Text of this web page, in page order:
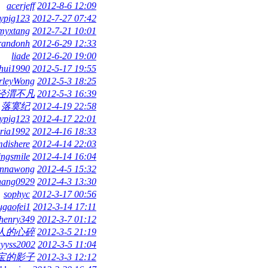
acerjeff 2012-8-6 12:09
2012-7-27 07:42
2012-7-21 10:01
2012-6-29 12:33
liade 2012-6-20 19:00
2012-5-17 19:55
2012-5-3 18:25
渭不凡 2012-5-3 16:39
落寞纪 2012-4-19 22:58
2012-4-17 22:01
2012-4-16 18:33
2012-4-14 22:03
2012-4-14 16:04
2012-4-5 15:32
2012-4-3 13:30
sophyc 2012-3-17 00:56
2012-3-14 17:11
2012-3-7 01:12
的心碎 2012-3-5 21:19
2012-3-5 11:04
的影子 2012-3-3 12:12